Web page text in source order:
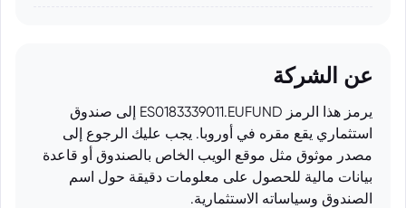
عن الشركة
يرمز هذا الرمز ES0183339011.EUFUND إلى صندوق
استثماري يقع مقره في أوروبا. يجب عليك الرجوع إلى
مصدر موثوق مثل موقع الويب الخاص بالصندوق أو قاعدة
بيانات مالية للحصول على معلومات دقيقة حول اسم
الصندوق وسياساته الاستثمارية.